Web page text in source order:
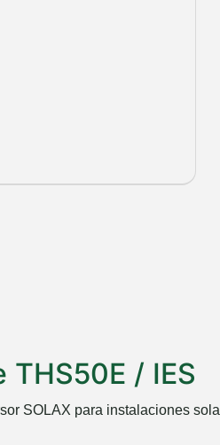
THS50E / IES
SOLAX para instalaciones